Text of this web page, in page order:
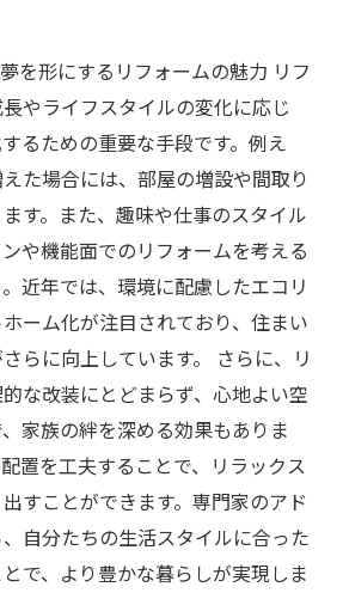
を形にするリフォームの魅力 リフ
やライフスタイルの変化に応じ
るための重要な手段です。例え
た場合には、部屋の増設や間取り
す。また、趣味や仕事のスタイル
や機能面でのリフォームを考える
近年では、環境に配慮したエコリ
ーム化が注目されており、住まい
らに向上しています。 さらに、リ
な改装にとどまらず、心地よい空
家族の絆を深める効果もありま
置を工夫することで、リラックス
すことができます。専門家のアド
自分たちの生活スタイルに合った
で、より豊かな暮らしが実現しま